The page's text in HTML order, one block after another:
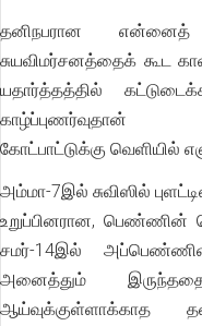
தனிநபரான
சுயவிமர்சனத்தைக் கூட
யதார்த்தத்தில்
காழ்ப்புணர்வுதான்
கோட்பாட்டுக்கு வெளியில்
அம்மா-7இல் சுவிஸில்
உறுப்பினரான, பெண்ணின்
சமர்-14இல்
அனைத்தும்
ஆய்வுக்குள்ளாக்காத